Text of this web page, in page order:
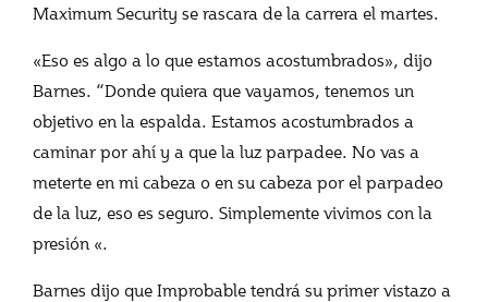
Maximum Security se rascara de la carrera el martes.
«Eso es algo a lo que estamos acostumbrados», dijo
Barnes. “Donde quiera que vayamos, tenemos un
objetivo en la espalda. Estamos acostumbrados a
caminar por ahí y a que la luz parpadee. No vas a
meterte en mi cabeza o en su cabeza por el parpadeo
de la luz, eso es seguro. Simplemente vivimos con la
presión «.
Barnes dijo que Improbable tendrá su primer vistazo a